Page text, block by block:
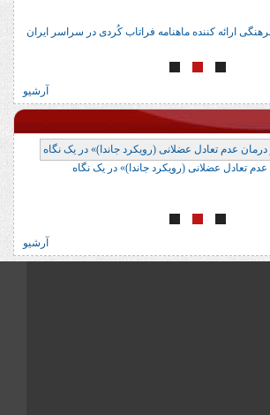
آرشیو
تعادل عضلانی (رویکرد جاندا)» در یک نگاه
آرشیو